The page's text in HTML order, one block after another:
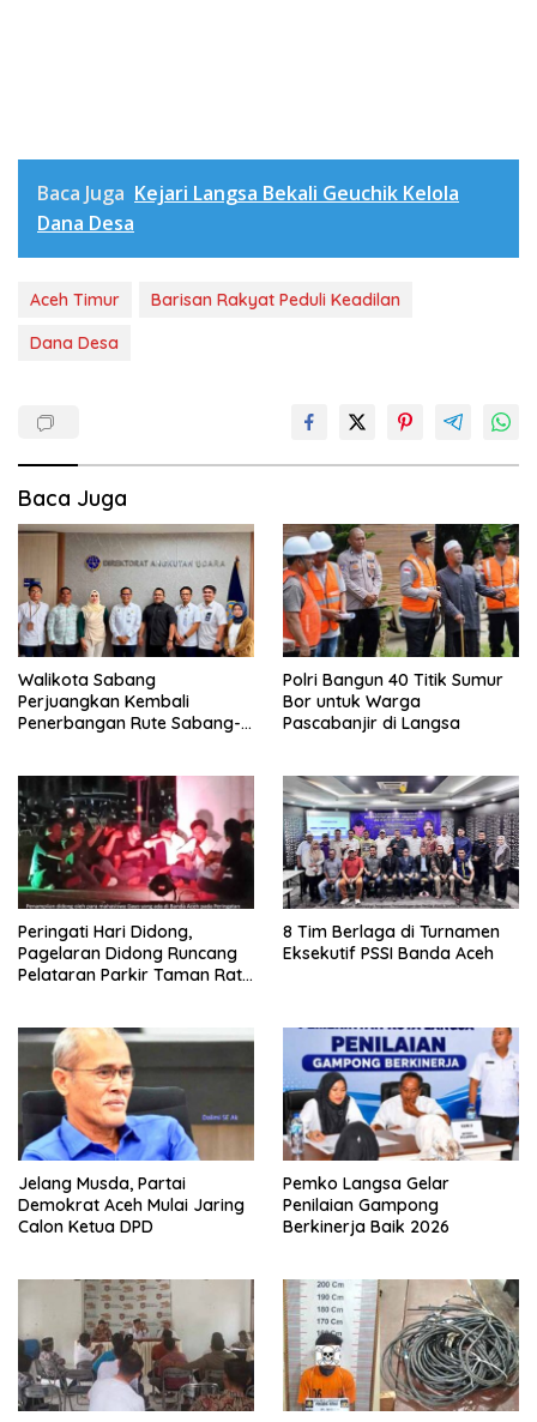
Baca Juga Kejari Langsa Bekali Geuchik Kelola
Dana Desa
Aceh Timur
Barisan Rakyat Peduli Keadilan
Dana Desa
Baca Juga
Walikota Sabang
Perjuangkan Kembali
Penerbangan Rute Sabang-
Polri Bangun 40 Titik Sumur
Bor untuk Warga
Pascabanjir di Langsa
Peringati Hari Didong,
Pagelaran Didong Runcang
Pelataran Parkir Taman Ratu
8 Tim Berlaga di Turnamen
Eksekutif PSSI Banda Aceh
Jelang Musda, Partai
Demokrat Aceh Mulai Jaring
Calon Ketua DPD
Pemko Langsa Gelar
Penilaian Gampong
Berkinerja Baik 2026